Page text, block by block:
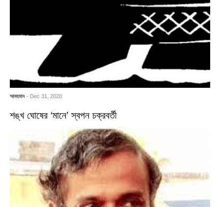
আবহমান - Dec 31, 2020
শঙ্খ ঘোষের ‘মানে’ স্বপন চক্রবর্তী